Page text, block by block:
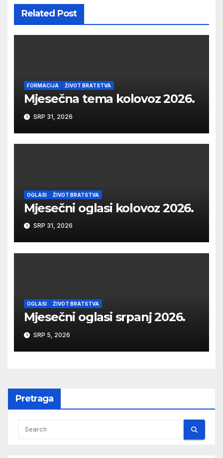
Related Post
FORMACIJA ŽIVOT BRATSTVA
Mjesečna tema kolovoz 2026.
SRP 31, 2026
OGLASI ŽIVOT BRATSTVA
Mjesečni oglasi kolovoz 2026.
SRP 31, 2026
OGLASI ŽIVOT BRATSTVA
Mjesečni oglasi srpanj 2026.
SRP 5, 2026
Pretraga